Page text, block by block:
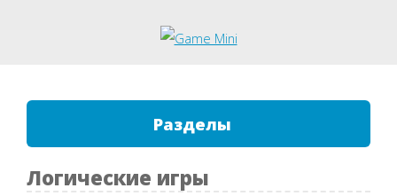
Разделы
Логические игры